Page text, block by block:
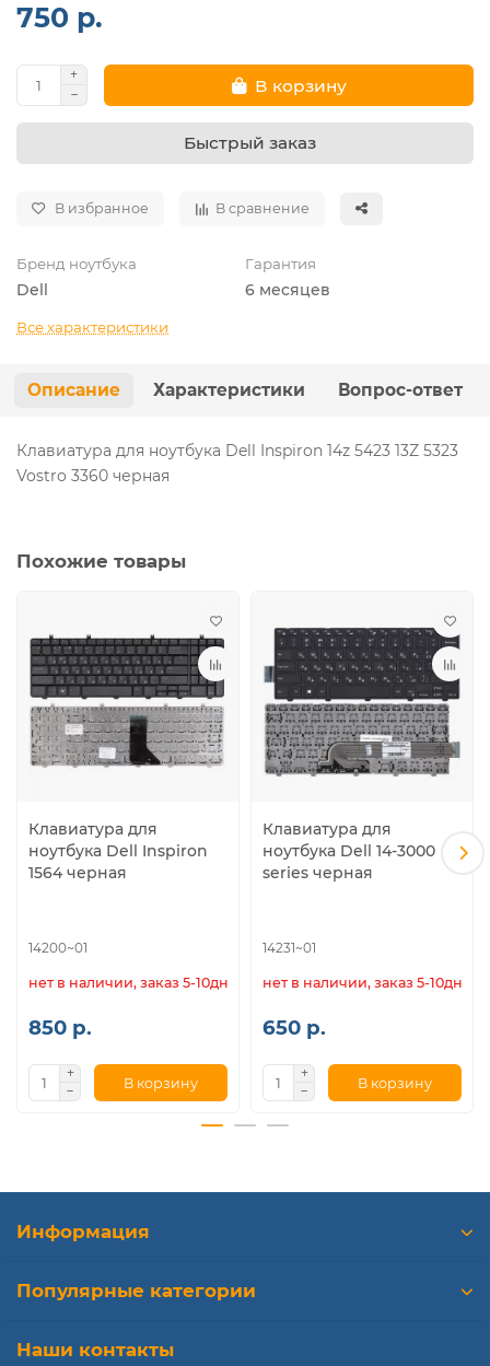
750 р.
В корзину
Быстрый заказ
В избранное В сравнение
Бренд ноутбука
Dell
Гарантия
6 месяцев
Все характеристики
Описание Характеристики Вопрос-ответ
Клавиатура для ноутбука Dell Inspiron 14z 5423 13Z 5323
Vostro 3360 черная
Похожие товары
Клавиатура для
ноутбука Dell Inspiron
1564 черная
14200~01
нет в наличии, заказ 5-10дн.
850 р.
В корзину
Клавиатура для
ноутбука Dell 14-3000
series черная
14231~01
нет в наличии, заказ 5-10дн.
650 р.
В корзину
Информация
Популярные категории
Наши контакты